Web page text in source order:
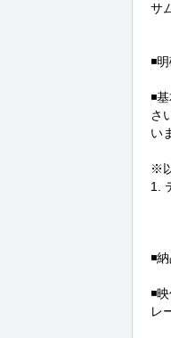
サ
◾️
◾️
さ
い
※
1.
◾️
◾️
レ